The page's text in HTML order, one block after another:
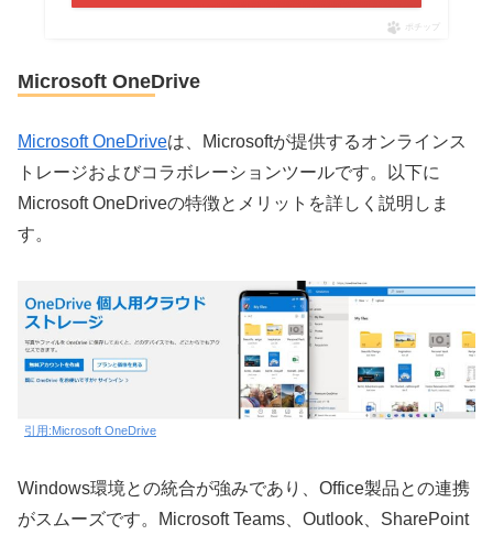
ポチップ
Microsoft OneDrive
Microsoft OneDriveは、Microsoftが提供するオンラインス
トレージおよびコラボレーションツールです。以下に
Microsoft OneDriveの特徴とメリットを詳しく説明しま
す。
引用:Microsoft OneDrive
Windows環境との統合が強みであり、Office製品との連携
がスムーズです。Microsoft Teams、Outlook、SharePoint